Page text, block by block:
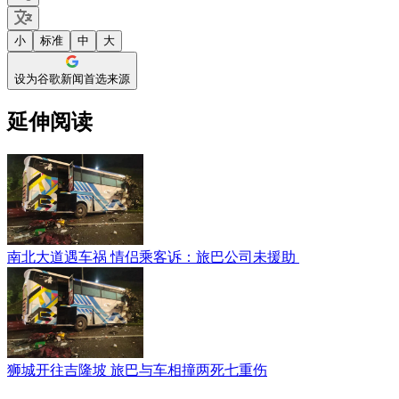
小 标准 中 大
设为谷歌新闻首选来源
延伸阅读
南北大道遇车祸 情侣乘客诉：旅巴公司未援助
狮城开往吉隆坡 旅巴与车相撞两死七重伤